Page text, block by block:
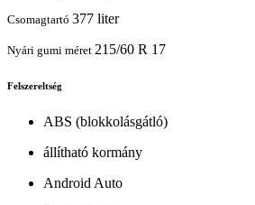
Csomagtartó 377 liter
Nyári gumi méret 215/60 R 17
Felszereltség
ABS (blokkolásgátló)
állítható kormány
Android Auto